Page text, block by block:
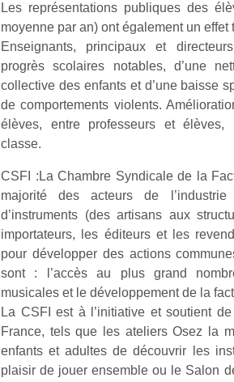
Les représentations publiques des
moyenne par an) ont également un effet
Enseignants, principaux et
progrès scolaires notables, d’une
collective des enfants et d’une baisse
de comportements violents.
élèves, entre professeurs et
classe.
CSFI :La Chambre Syndicale de la
majorité des acteurs de
d’instruments (des artisans aux
importateurs, les éditeurs et les
pour développer des actions
sont : l’accès au plus grand
musicales et le développement de la
La CSFI est à l’initiative et soutient
France, tels que les ateliers Osez la
enfants et adultes de découvrir les
plaisir de jouer ensemble ou le Salon